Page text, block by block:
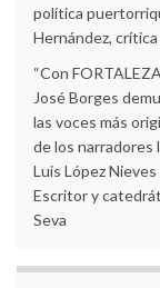
política
Hernández,
“Con
José Borges
las voces más
de los narradores
Luis López Nieves
Escritor y
Seva